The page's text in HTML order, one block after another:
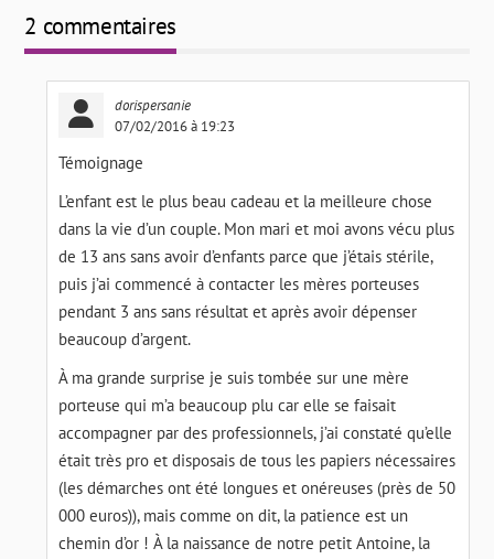
2 commentaires
dorispersanie
07/02/2016 à 19:23
Témoignage
L’enfant est le plus beau cadeau et la meilleure chose
dans la vie d’un couple. Mon mari et moi avons vécu plus
de 13 ans sans avoir d’enfants parce que j’étais stérile,
puis j’ai commencé à contacter les mères porteuses
pendant 3 ans sans résultat et après avoir dépenser
beaucoup d’argent.
À ma grande surprise je suis tombée sur une mère
porteuse qui m’a beaucoup plu car elle se faisait
accompagner par des professionnels, j’ai constaté qu’elle
était très pro et disposais de tous les papiers nécessaires
(les démarches ont été longues et onéreuses (près de 50
000 euros)), mais comme on dit, la patience est un
chemin d’or ! À la naissance de notre petit Antoine, la